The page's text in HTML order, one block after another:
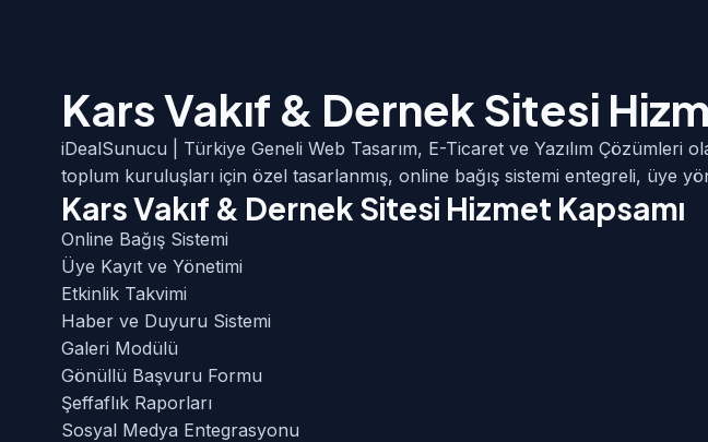
Kars Vakıf & Dernek Sitesi
iDealSunucu | Türkiye Geneli Web Tasarım, E-Ticaret ve Yazılım Çözümleri
toplum kuruluşları için özel tasarlanmış, online bağış sistemi entegreli, üye
Kars Vakıf & Dernek Sitesi Hizmet Kapsamı
Online Bağış Sistemi
Üye Kayıt ve Yönetimi
Etkinlik Takvimi
Haber ve Duyuru Sistemi
Galeri Modülü
Gönüllü Başvuru Formu
Şeffaflık Raporları
Sosyal Medya Entegrasyonu